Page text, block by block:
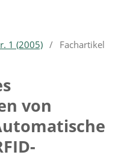
1 (2005) / Fachartikel
von